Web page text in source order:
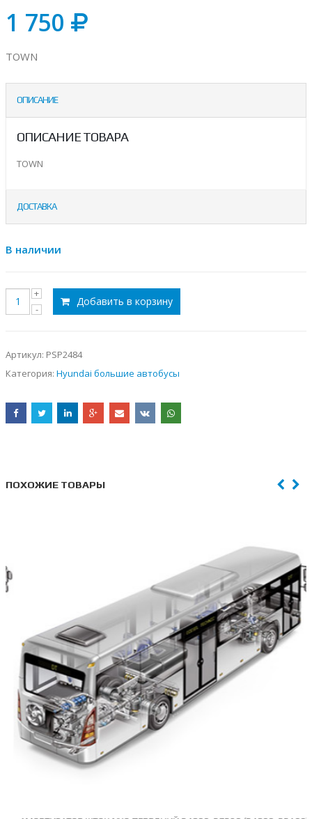
1 750
TOWN
ОПИСАНИЕ
ОПИСАНИЕ ТОВАРА
TOWN
ДОСТАВКА
В наличии
Добавить в корзину
Артикул: PSP2484
Категория: Hyundai большие автобусы
ПОХОЖИЕ ТОВАРЫ